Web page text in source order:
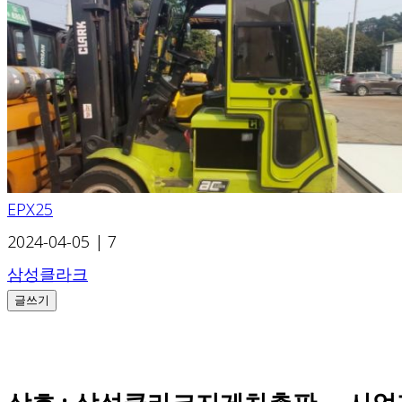
EPX25
2024-04-05 | 7
삼성클라크
글쓰기